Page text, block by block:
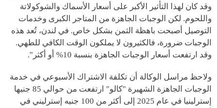
وقد كان لهذا التأثير الأكبر على أسعار الأسماك والشوكولاتة
واللحوم. لكن الوجبات الجاهزة من المتاجر الكبرى وخدمات
التوصيل أصبحت باهظة الثمن بشكل خاص. في لندن، تُعد هذه
الوجبات ضرورة، فالكثيرون لا يملكون الوقت الكافي للطهي.
وقد ارتفعت أسعار الوجبات الجاهزة بنسبة 10% أو أكثر".
ولاحظ مراسل الوكالة أن تكلفة الاشتراك الأسبوعي في خدمة
الوجبات الجاهزة الشهيرة "كالو" ارتفعت من حوالي 85 جنيها
إسترلينيا في عام 2025 إلى أكثر من 100 جنيه إسترليني في